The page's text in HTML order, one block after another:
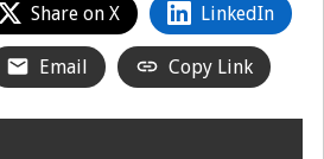
Share on X LinkedIn
Email Copy Link